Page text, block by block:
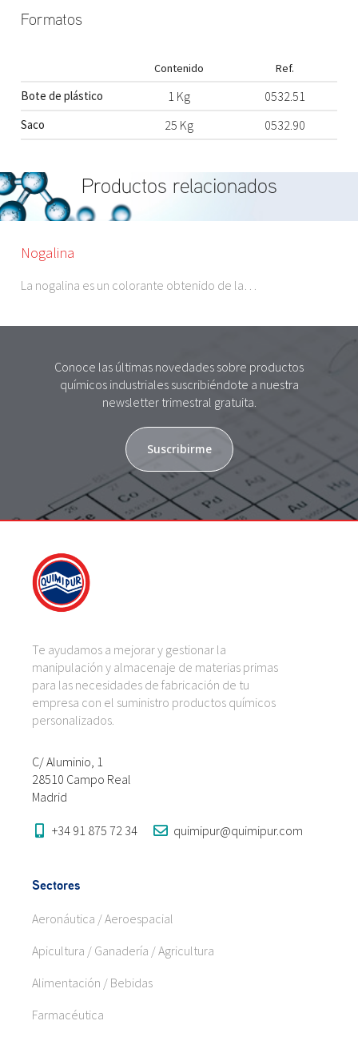
Formatos
Contenido Ref.
Bote de plástico 1 Kg 0532.51
Saco 25 Kg 0532.90
Productos relacionados
Nogalina
La nogalina es un colorante obtenido de la…
Conoce las últimas novedades sobre productos
químicos industriales suscribiéndote a nuestra
newsletter trimestral gratuita.
Suscribirme
Te ayudamos a mejorar y gestionar la
manipulación y almacenaje de materias primas
para las necesidades de fabricación de tu
empresa con el suministro productos químicos
personalizados.
C/ Aluminio, 1
28510 Campo Real
Madrid
+34 91 875 72 34 quimipur@quimipur.com
Sectores
Aeronáutica / Aeroespacial
Apicultura / Ganadería / Agricultura
Alimentación / Bebidas
Farmacéutica